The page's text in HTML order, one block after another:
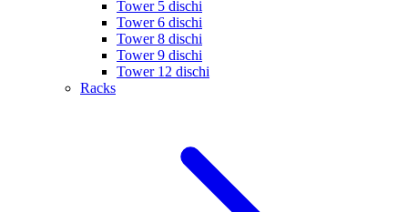
Tower 5 dischi
Tower 6 dischi
Tower 8 dischi
Tower 9 dischi
Tower 12 dischi
Racks